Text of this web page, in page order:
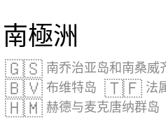
南極洲
🇬🇸 南乔治亚岛和南桑威
🇧🇻 布维特岛 🇹🇫 法
🇭🇲 赫德与麦克唐纳群岛